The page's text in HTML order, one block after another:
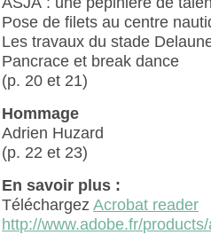
Pose de filets au centre
Les travaux du stade
Pancrace et break dance
(p. 20 et 21)
Hommage
Adrien Huzard
(p. 22 et 23)
En savoir plus :
TéléchargezAcrobat reader
http://www.adobe.fr/